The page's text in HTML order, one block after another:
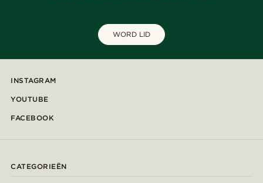
WORD LID
INSTAGRAM
YOUTUBE
FACEBOOK
CATEGORIEËN